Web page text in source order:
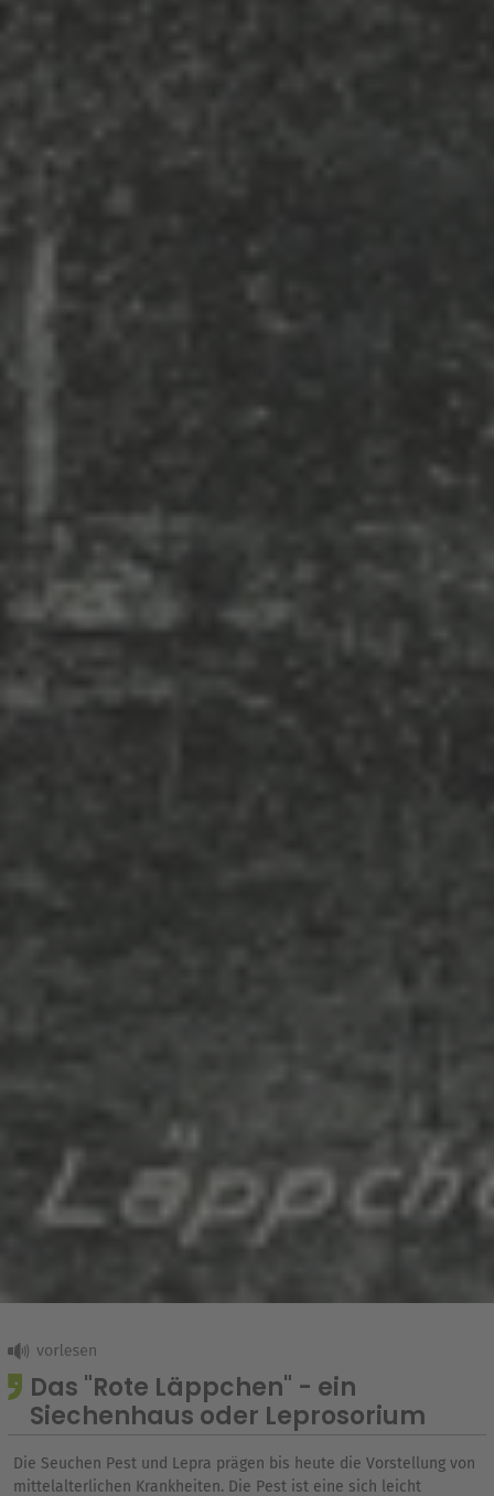
Das "Rote Läppchen" - ein
Siechenhaus oder Leprosorium
Die Seuchen Pest und Lepra prägen bis heute die Vorstellung von
mittelalterlichen Krankheiten. Die Pest ist eine sich leicht